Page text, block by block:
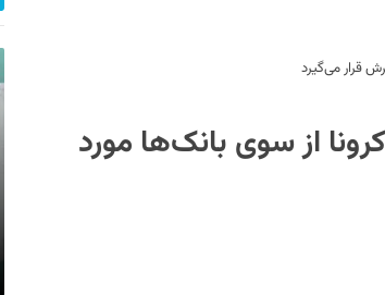
قرار می‌گیرد
از سوی بانک‌ها مورد